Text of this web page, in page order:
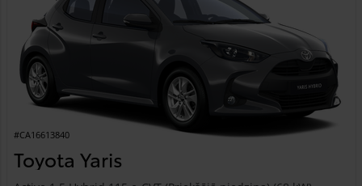
#CA16613840
Toyota Yaris